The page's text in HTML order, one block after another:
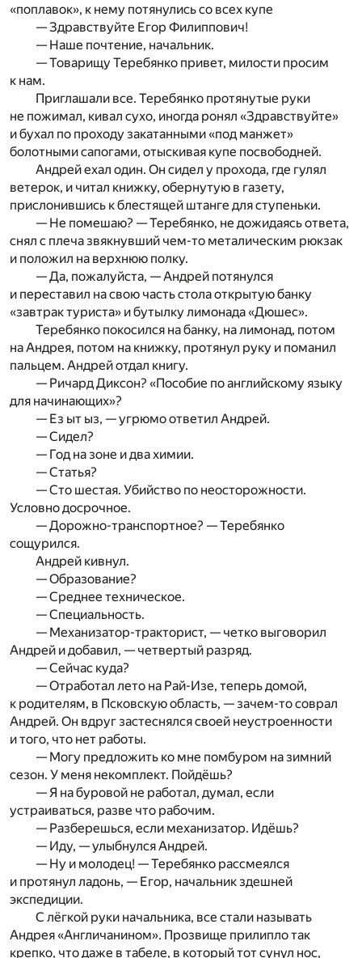
«поплавок», к нему потянулись со всех купе
— Здравствуйте Егор Филиппович!
— Наше почтение, начальник.
— Товарищу Теребянко привет, милости просим
к нам.
Приглашали все. Теребянко протянутые руки
не пожимал, кивал сухо, иногда ронял «Здравствуйте»
и бухал по проходу закатанными «под манжет»
болотными сапогами, отыскивая купе посвободней.
Андрей ехал один. Он сидел у прохода, где гулял
ветерок, и читал книжку, обернутую в газету,
прислонившись к блестящей штанге для ступеньки.
— Не помешаю? — Теребянко, не дожидаясь ответа,
снял с плеча звякнувший чем-то металическим рюкзак
и положил на верхнюю полку.
— Да, пожалуйста, — Андрей потянулся
и переставил на свою часть стола открытую банку
«завтрак туриста» и бутылку лимонада «Дюшес».
Теребянко покосился на банку, на лимонад, потом
на Андрея, потом на книжку, протянул руку и поманил
пальцем. Андрей отдал книгу.
— Ричард Диксон? «Пособие по английскому языку
для начинающих»?
— Ез ыт ыз, — угрюмо ответил Андрей.
— Сидел?
— Год на зоне и два химии.
— Статья?
— Сто шестая. Убийство по неосторожности.
Условно досрочное.
— Дорожно-транспортное? — Теребянко
сощурился.
Андрей кивнул.
— Образование?
— Среднее техническое.
— Специальность.
— Механизатор-тракторист, — четко выговорил
Андрей и добавил, — четвертый разряд.
— Сейчас куда?
— Отработал лето на Рай-Изе, теперь домой,
к родителям, в Псковскую область, — зачем-то соврал
Андрей. Он вдруг застеснялся своей неустроенности
и того, что нет работы.
— Могу предложить ко мне помбуром на зимний
сезон. У меня некомплект. Пойдёшь?
— Я на буровой не работал, думал, если
устраиваться, разве что рабочим.
— Разберешься, если механизатор. Идёшь?
— Иду, — улыбнулся Андрей.
— Ну и молодец! — Теребянко рассмеялся
и протянул ладонь, — Егор, начальник здешней
экспедиции.
С лёгкой руки начальника, все стали называть
Андрея «Англичанином». Прозвище прилипло так
крепко, что даже в табеле, в который тот сунул нос,